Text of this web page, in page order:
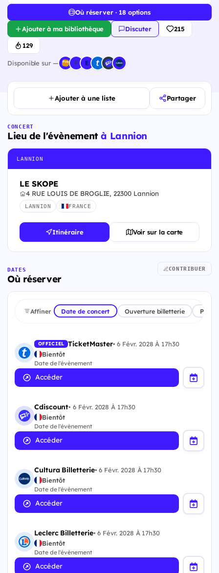
Où réserver · 18 options
Ajouter à ma bibliothèque Discuter 215
129
Disponible sur —
Ajouter à une liste Partager
CONCERT
Lieu de l'évènementà Lannion
LANNION
LE SKOPE
4 RUE LOUIS DE BROGLIE, 22300 Lannion
LANNION FRANCE
Itinéraire Voir sur la carte
DATES
Où réserver
CONTRIBUER
Affiner Date de concert Ouverture billetterie
OFFICIEL TicketMaster•6 Févr. 2028 À 17h30
Bientôt
Date de l'évènement
Accéder
Cdiscount•6 Févr. 2028 À 17h30
Bientôt
Date de l'évènement
Accéder
Cultura Billetterie•6 Févr. 2028 À 17h30
Bientôt
Date de l'évènement
Accéder
Leclerc Billetterie•6 Févr. 2028 À 17h30
Bientôt
Date de l'évènement
Accéder